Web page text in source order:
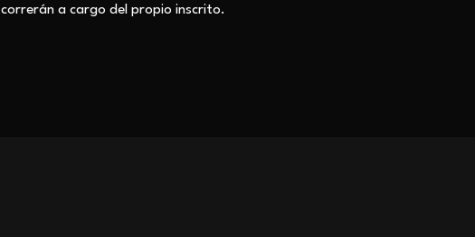
a cargo del propio inscrito.